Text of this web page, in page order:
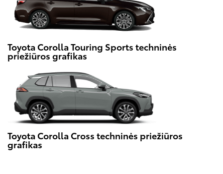
Toyota Corolla Touring Sports techninės
priežiūros grafikas
Toyota Corolla Cross techninės priežiūros
grafikas